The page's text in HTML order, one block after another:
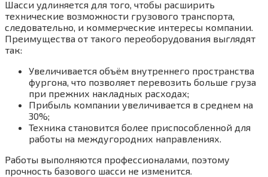
Шасси удлиняется для того, чтобы расширить
технические возможности грузового транспорта,
следовательно, и коммерческие интересы компании.
Преимущества от такого переоборудования выглядят
так:
Увеличивается объём внутреннего пространства
фургона, что позволяет перевозить больше груза
при прежних накладных расходах;
Прибыль компании увеличивается в среднем на
30%;
Техника становится более приспособленной для
работы на междугородних направлениях.
Работы выполняются профессионалами, поэтому
прочность базового шасси не изменится.